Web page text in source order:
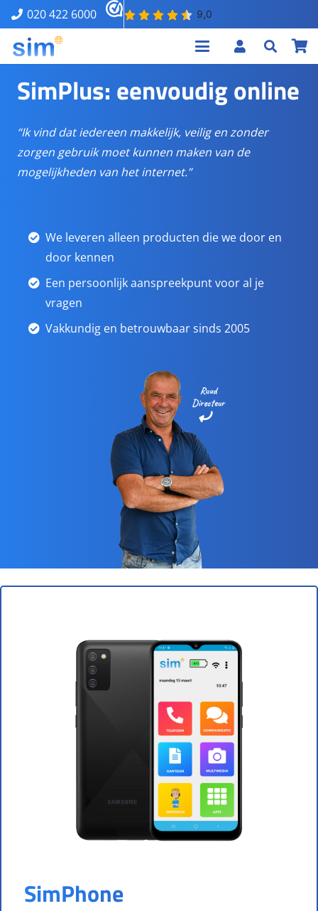
020 422 6000
SimPlus: eenvoudig online
“Ik vind dat iedereen makkelijk, veilig en zonder
zorgen gebruik moet kunnen maken van de
mogelijkheden van het internet.”
We leveren alleen producten die we door en
door kennen
Een persoonlijk aanspreekpunt voor al je
vragen
Vakkundig en betrouwbaar sinds 2005
SimPhone